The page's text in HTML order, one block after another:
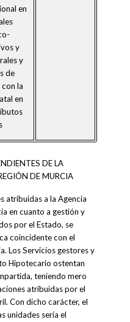
en
y
y
de
la
en
DE LA
DE MURCIA
atribuidas a la Agencia
en cuanto a gestión y
por el Estado, se
coincidente con el
Los Servicios gestores y
Hipotecario ostentan
teniendo mero
atribuidas por el
Con dicho carácter, el
unidades sería el